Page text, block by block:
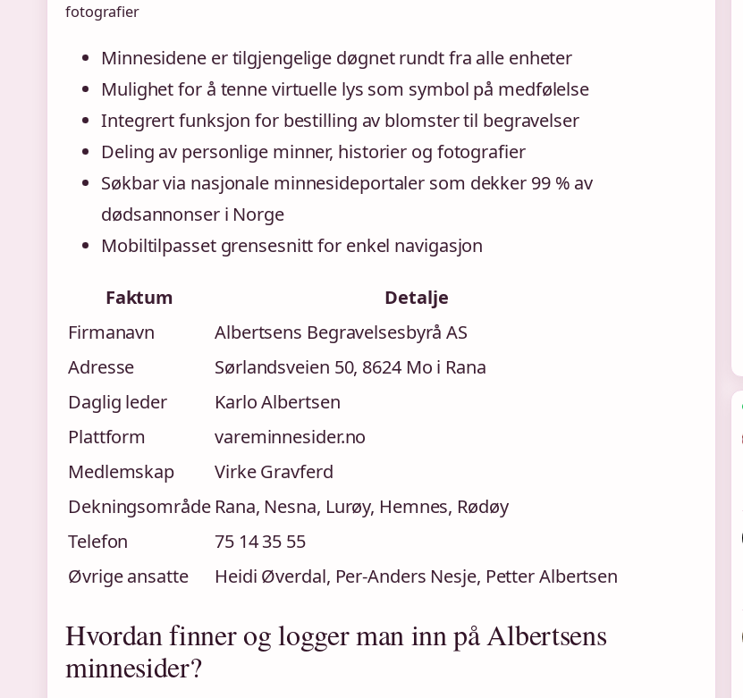
fotografier
Minnesidene er tilgjengelige døgnet rundt fra alle enheter
Mulighet for å tenne virtuelle lys som symbol på medfølelse
Integrert funksjon for bestilling av blomster til begravelser
Deling av personlige minner, historier og fotografier
Søkbar via nasjonale minnesideportaler som dekker 99 % av
dødsannonser i Norge
Mobiltilpasset grensesnitt for enkel navigasjon
Faktum
Detalje
Firmanavn
Albertsens Begravelsesbyrå AS
Adresse
Sørlandsveien 50, 8624 Mo i Rana
Daglig leder
Karlo Albertsen
Plattform
vareminnesider.no
Medlemskap
Virke Gravferd
Dekningsområde Rana, Nesna, Lurøy, Hemnes, Rødøy
Telefon
75 14 35 55
Øvrige ansatte
Heidi Øverdal, Per-Anders Nesje, Petter Albertsen
Hvordan finner og logger man inn på Albertsens
minnesider?